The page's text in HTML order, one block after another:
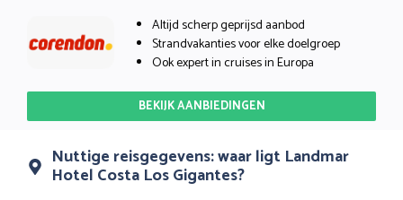
Altijd scherp geprijsd aanbod
Strandvakanties voor elke doelgroep
Ook expert in cruises in Europa
BEKIJK AANBIEDINGEN
Nuttige reisgegevens: waar ligt Landmar
Hotel Costa Los Gigantes?